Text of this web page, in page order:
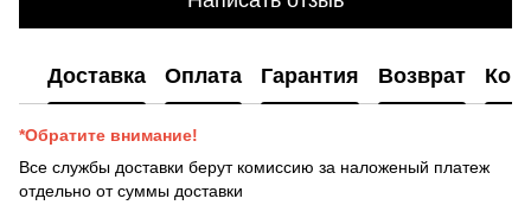
Доставка Оплата Гарантия Возврат
*Обратите внимание!
Все службы доставки берут комиссию за наложеный платеж
отдельно от суммы доставки